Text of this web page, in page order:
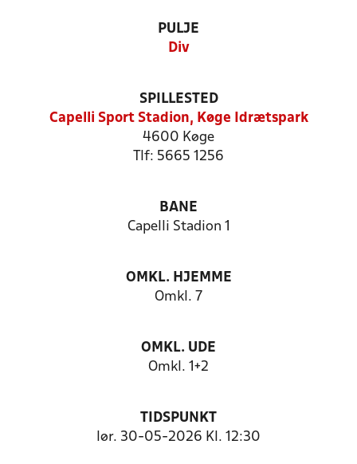
PULJE
Div
SPILLESTED
Capelli Sport Stadion, Køge Idrætspark
4600 Køge
Tlf: 5665 1256
BANE
Capelli Stadion 1
OMKL. HJEMME
Omkl. 7
OMKL. UDE
Omkl. 1+2
TIDSPUNKT
lør. 30-05-2026 Kl. 12:30